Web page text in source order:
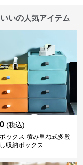
いの人気アイテム
(税込)
ックス 積み重ね式多段
収納ボックス